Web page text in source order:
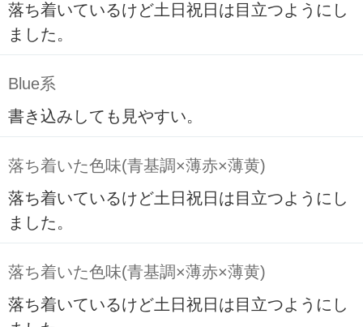
落ち着いているけど土日祝日は目立つようにし
ました。
Blue系
書き込みしても見やすい。
落ち着いた色味(青基調×薄赤×薄黄)
落ち着いているけど土日祝日は目立つようにし
ました。
落ち着いた色味(青基調×薄赤×薄黄)
落ち着いているけど土日祝日は目立つようにし